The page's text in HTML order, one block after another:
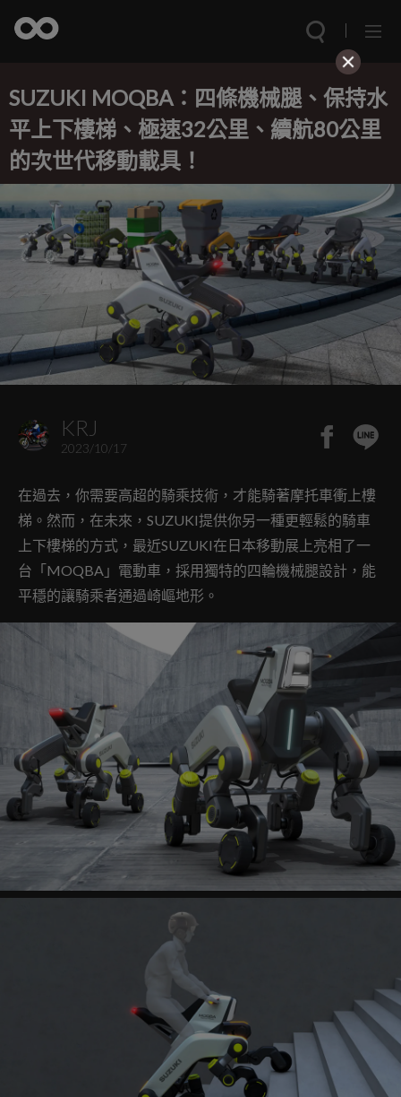
SUZUKI MOQBA：四條機械腿、保持水
平上下樓梯、極速32公里、續航80公里
的次世代移動載具！
KRJ
2023/10/17
在過去，你需要高超的騎乘技術，才能騎著摩托車衝上樓
梯。然而，在未來，SUZUKI提供你另一種更輕鬆的騎車
上下樓梯的方式，最近SUZUKI在日本移動展上亮相了一
台「MOQBA」電動車，採用獨特的四輪機械腿設計，能
平穩的讓騎乘者通過崎嶇地形。